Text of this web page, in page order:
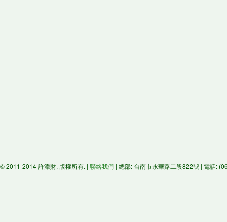
© 2011-2014 許添財. 版權所有. | 聯絡我們 | 總部: 台南市永華路二段822號 | 電話: